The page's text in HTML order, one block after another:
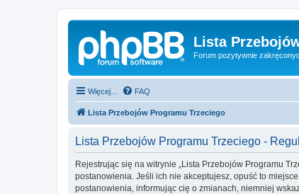
Lista
Forum pozytywnie
Więcej… FAQ
Lista Przebojów Programu Trzeciego
Lista Przebojów Programu Trzeciego -
Rejestrując się na witrynie „Lista Przebojów Programu
postanowienia. Jeśli ich nie akceptujesz, opuść to
postanowienia, informując cię o zmianach, niemniej